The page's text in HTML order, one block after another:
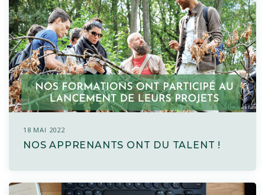
18 MAI 2022
NOS APPRENANTS ONT DU TALENT !